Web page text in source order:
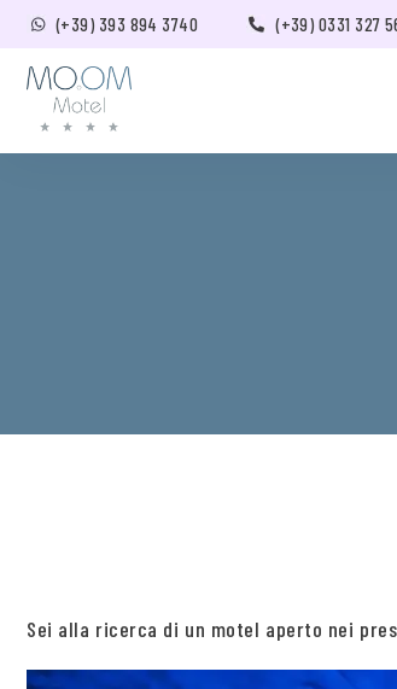
(+39) 393 894 3740 (+39) 0331 327
Sei alla ricerca di un motel aperto nei